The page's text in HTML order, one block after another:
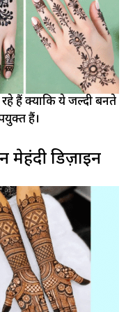
हैं क्योंकि ये जल्दी बनते
हैं।
मेहंदी डिज़ाइन